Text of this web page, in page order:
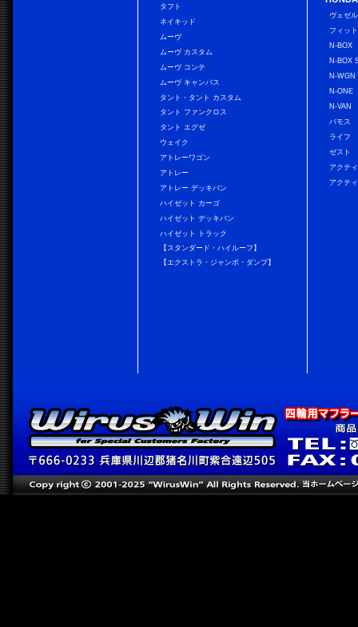
タフト
ネイキッド
ムーヴ
ムーヴ カスタム
ムーヴ コンテ
ムーヴ キャンバス
タント・タント カスタム
タント ファンクロス
タント エグゼ
ウェイク
アトレーワゴン
アトレー
アトレー デッキバン
ハイゼット カーゴ
ハイゼット デッキバン
ハイゼット トラック
【スタンダード・ハイルーフ】
【エクストラ・ジャンボ・ダンプ】
ヴェゼル
フィット
N-BOX
N-BOX
N-WGN
N-ONE
N-VAN
バモス
ライフ
ゼスト
アクテ
アクテ